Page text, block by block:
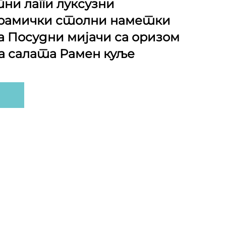
лагги луксузни
столни наметки
мијачи са оризом
салата Рамен куље